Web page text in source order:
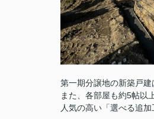
第一期分譲地の新築戸建
また、各部屋も約5帖以
人気の高い「選べる追